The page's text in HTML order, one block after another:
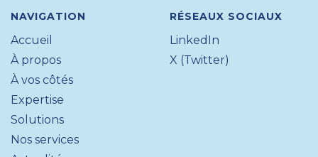
NAVIGATION
Accueil
À propos
À vos côtés
Expertise
Solutions
Nos services
RÉSEAUX SOCIAUX
LinkedIn
X (Twitter)